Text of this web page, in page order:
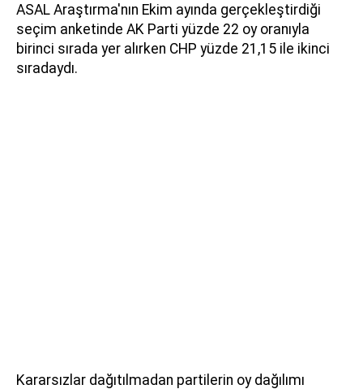
ASAL Araştırma'nın Ekim ayında gerçekleştirdiği
seçim anketinde AK Parti yüzde 22 oy oranıyla
birinci sırada yer alırken CHP yüzde 21,15 ile ikinci
sıradaydı.
Kararsızlar dağıtılmadan partilerin oy dağılımı